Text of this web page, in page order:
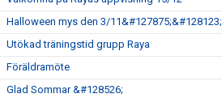
Halloween mys den 3/11&#127875;&#128123;
Utökad träningstid grupp Raya
Föräldramöte
Glad Sommar &#128526;